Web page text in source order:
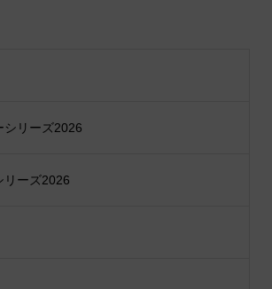
シリーズ2026
リーズ2026